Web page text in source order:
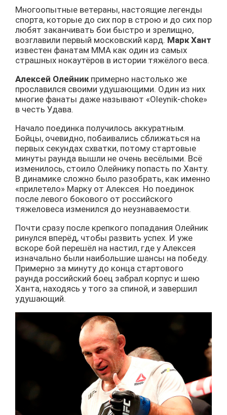
Многоопытные ветераны, настоящие легенды
спорта, которые до сих пор в строю и до сих пор
любят заканчивать бои быстро и зрелищно,
возглавили первый московский кард. Марк Хант
известен фанатам ММА как один из самых
страшных нокаутёров в истории тяжёлого веса.
Алексей Олейник примерно настолько же
прославился своими удушающими. Один из них
многие фанаты даже называют «Oleynik-choke»
в честь Удава.
Начало поединка получилось аккуратным.
Бойцы, очевидно, побаивались сближаться на
первых секундах схватки, потому стартовые
минуты раунда вышли не очень весёлыми. Всё
изменилось, стоило Олейнику попасть по Ханту.
В динамике сложно было разобрать, как именно
«прилетело» Марку от Алексея. Но поединок
после левого бокового от российского
тяжеловеса изменился до неузнаваемости.
Почти сразу после крепкого попадания Олейник
ринулся вперёд, чтобы развить успех. И уже
вскоре бой перешёл на настил, где у Алексея
изначально были наибольшие шансы на победу.
Примерно за минуту до конца стартового
раунда российский боец забрал корпус и шею
Ханта, находясь у того за спиной, и завершил
удушающий.